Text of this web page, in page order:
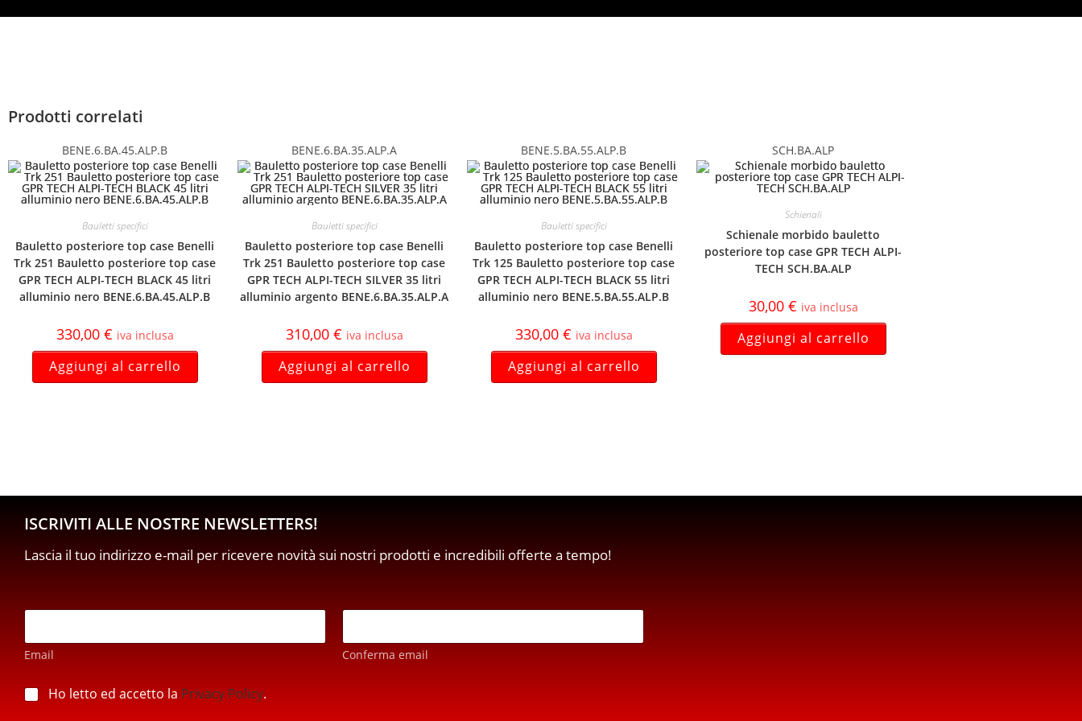
Prodotti correlati
BENE.6.BA.45.ALP.B
Bauletti specifici
Bauletto posteriore top case Benelli
Trk 251 Bauletto posteriore top case
GPR TECH ALPI-TECH BLACK 45 litri
alluminio nero BENE.6.BA.45.ALP.B
330,00 € iva inclusa
Aggiungi al carrello
BENE.6.BA.35.ALP.A
Bauletti specifici
Bauletto posteriore top case Benelli
Trk 251 Bauletto posteriore top case
GPR TECH ALPI-TECH SILVER 35 litri
alluminio argento BENE.6.BA.35.ALP.A
310,00 € iva inclusa
Aggiungi al carrello
BENE.5.BA.55.ALP.B
Bauletti specifici
Bauletto posteriore top case Benelli
Trk 125 Bauletto posteriore top case
GPR TECH ALPI-TECH BLACK 55 litri
alluminio nero BENE.5.BA.55.ALP.B
330,00 € iva inclusa
Aggiungi al carrello
SCH.BA.ALP
Schienali
Schienale morbido bauletto
posteriore top case GPR TECH ALPI-
TECH SCH.BA.ALP
30,00 € iva inclusa
Aggiungi al carrello
ISCRIVITI ALLE NOSTRE NEWSLETTERS!
Lascia il tuo indirizzo e-mail per ricevere novità sui nostri prodotti e incredibili offerte a tempo!
E
a
i
*
Email Conferma email
E
p
r
Ho letto ed accetto la Privacy Policy.